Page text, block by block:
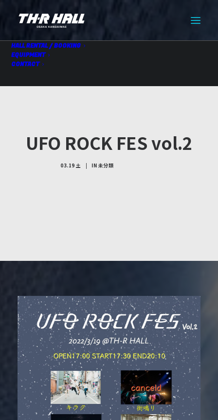
HALL RENTAL / BOOKING
EQUIPMENT
CONTACT
UFO ROCK FES vol.2
03.19 土 | IN 未分類